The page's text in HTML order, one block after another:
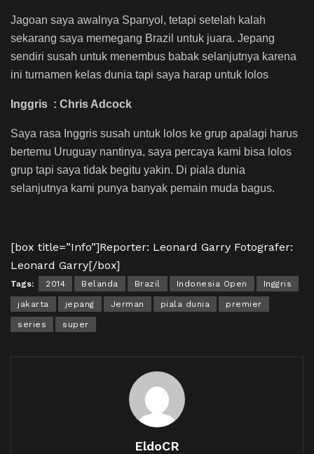
Jagoan saya awalnya Spanyol, tetapi setelah kalah
sekarang saya memegang Brazil untuk juara. Jepang
sendiri susah untuk menembus babak selanjutnya karena
ini turnamen kelas dunia tapi saya harap untuk lolos
Inggris : Chris Adcock
Saya rasa Inggris susah untuk lolos ke grup apalagi harus
bertemu Uruguay nantinya, saya percaya kami bisa lolos
grup tapi saya tidak begitu yakin. Di piala dunia
selanjutnya kami punya banyak pemain muda bagus.
[box title=”Info”]Reporter: Leonard Garry Fotografer:
Leonard Garry[/box]
Tags: 2014 Belanda Brazil Indonesia Open Inggris
jakarta jepang Jerman piala dunia premier
series super
EldoCR